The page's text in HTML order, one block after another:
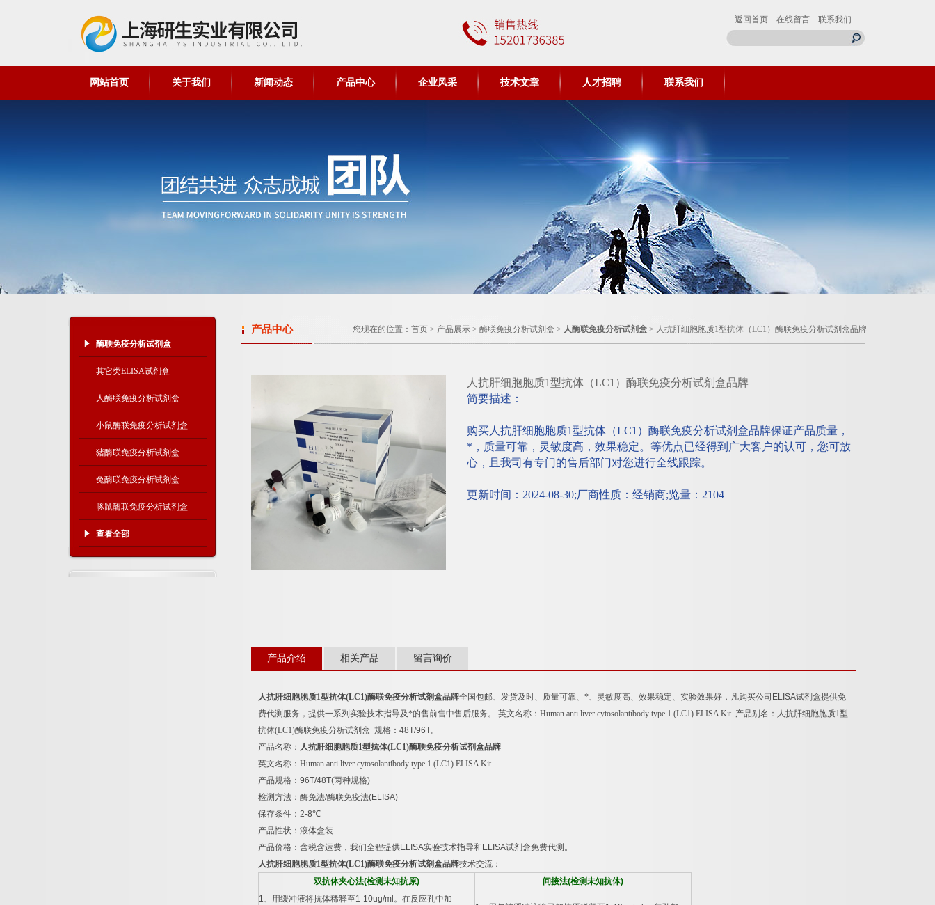
返回首页 在线留言 联系我们
网站首页 关于我们 新闻动态 产品中心 企业风采 技术文章 人才招聘 联系我们
酶联免疫分析试剂盒
其它类ELISA试剂盒
人酶联免疫分析试剂盒
小鼠酶联免疫分析试剂盒
猪酶联免疫分析试剂盒
兔酶联免疫分析试剂盒
豚鼠酶联免疫分析试剂盒
查看全部
产品中心 您现在的位置： 首页 > 产品展示 > 酶联免疫分析试剂盒 > 人酶联免疫分析试剂盒 > 人抗肝细胞胞质1型抗体（LC1）酶联免疫分析试剂盒品牌
人抗肝细胞胞质1型抗体（LC1）酶联免疫分析试剂盒品牌
简要描述：
购买人抗肝细胞胞质1型抗体（LC1）酶联免疫分析试剂盒品牌保证产品质量，
*，质量可靠，灵敏度高，效果稳定。等优点已经得到广大客户的认可，您可放
心，且我司有专门的售后部门对您进行全线跟踪。
更新时间：2024-08-30;厂商性质：经销商;览量：2104
产品介绍 相关产品 留言询价
人抗肝细胞胞质1型抗体(LC1)酶联免疫分析试剂盒品牌全国包邮、发货及时、质量可靠、*、灵敏度高、效果稳定、实验效果好，凡购买公司 ELISA试剂盒提供免
费代测服务，提供一系列实验技术指导及*的售前售中售后服务。
英文名称： Human anti liver cytosolantibody type 1 (LC1) ELISA Kit 产品别名： 人抗肝细胞胞质1型
抗体(LC1)酶联免疫分析试剂盒 规格： 48T/96T。
产品名称： 人抗肝细胞胞质1型抗体(LC1)酶联免疫分析试剂盒品牌
英文名称： Human anti liver cytosolantibody type 1 (LC1) ELISA Kit
产品规格： 96T/48T(两种规格)
检测方法：酶免法/酶联免疫法(ELISA)
保存条件： 2-8℃
产品性状：液体盒装
产品价格：含税含运费，我们全程提供ELISA实验技术指导和 ELISA试剂盒免费代测。
人抗肝细胞胞质1型抗体(LC1)酶联免疫分析试剂盒品牌技术交流：
双抗体夹心法(检测未知抗原) 间接法(检测未知抗体)
1、用缓冲液将抗体稀释至1-10ug/ml 。在反应孔中加